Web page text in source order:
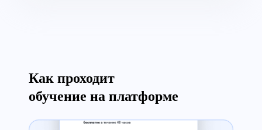
Как проходит
обучение на платформе